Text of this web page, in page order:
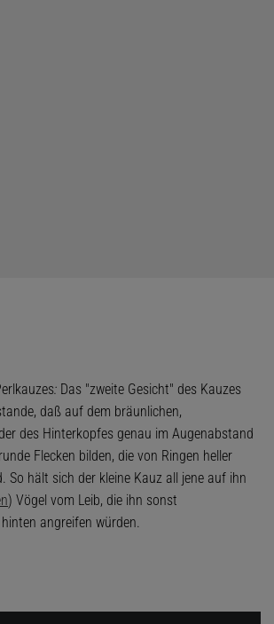
: Das "zweite Gesicht" des Kauzes
daß auf dem bräunlichen,
des Hinterkopfes genau im Augenabstand
Flecken bilden, die von Ringen heller
So hält sich der kleine Kauz all jene auf ihn
) Vögel vom Leib, die ihn sonst
angreifen würden.